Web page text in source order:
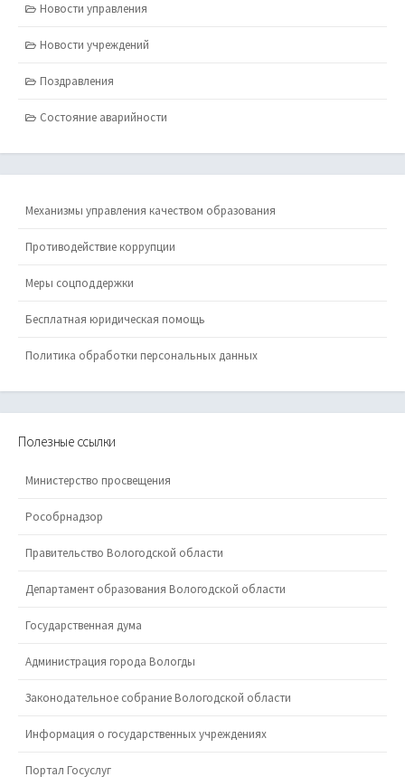
Новости управления
Новости учреждений
Поздравления
Состояние аварийности
Механизмы управления качеством образования
Противодействие коррупции
Меры соцподдержки
Бесплатная юридическая помощь
Политика обработки персональных данных
Полезные ссылки
Министерство просвещения
Рособрнадзор
Правительство Вологодской области
Департамент образования Вологодской области
Государственная дума
Администрация города Вологды
Законодательное собрание Вологодской области
Информация о государственных учреждениях
Портал Госуслуг